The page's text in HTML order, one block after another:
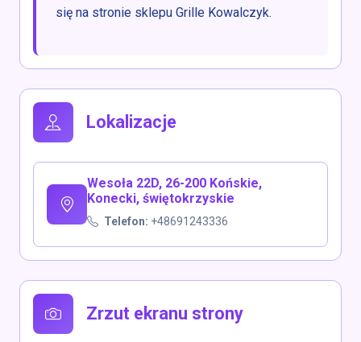
się na stronie sklepu Grille Kowalczyk.
Lokalizacje
Wesoła 22D, 26-200 Końskie,
Konecki, świętokrzyskie
Telefon: +48691243336
Zrzut ekranu strony